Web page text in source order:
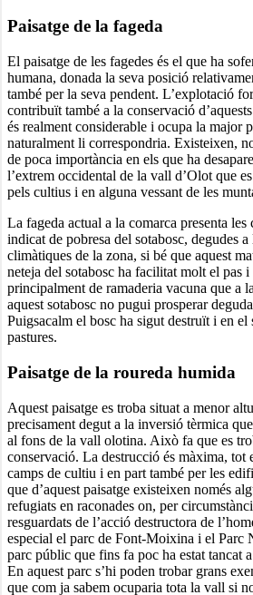
Paisatge de la fageda
El paisatge de les fagedes és el que ha
humana, donada la seva posició
també per la seva pendent. L’explotació
contribuït també a la conservació
és realment considerable i ocupa la major
naturalment li correspondria. Existeixen,
de poca importància en els que ha
l’extrem occidental de la vall d’Olot que
pels cultius i en alguna vessant de les
La fageda actual a la comarca presenta les
indicat de pobresa del sotabosc, degudes
climàtiques de la zona, si bé que aquest
neteja del sotabosc ha facilitat molt el pas i
principalment de ramaderia vacuna que a
aquest sotabosc no pugui prosperar
Puigsacalm el bosc ha sigut destruït i en el
pastures.
Paisatge de la roureda humida
Aquest paisatge es troba situat a menor
precisament degut a la inversió tèrmica
al fons de la vall olotina. Això fa que es
conservació. La destrucció és màxima, tot
camps de cultiu i en part també per les
que d’aquest paisatge existeixen només
refugiats en raconades on, per
resguardats de l’acció destructora de
especial el parc de Font-Moixina i el Parc
parc públic que fins fa poc ha estat tancat
En aquest parc s’hi poden trobar grans
que com ja sabem ocuparia tota la vall si